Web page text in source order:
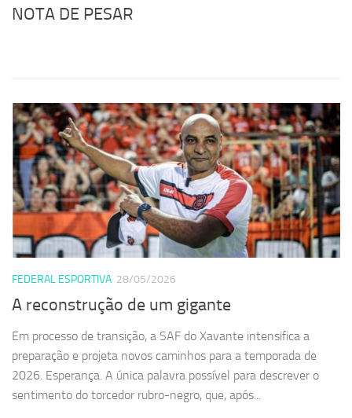
NOTA DE PESAR
FEDERAL ESPORTIVA 28/05/2026
A reconstrução de um gigante
Em processo de transição, a SAF do Xavante intensifica a
preparação e projeta novos caminhos para a temporada de
2026. Esperança. A única palavra possível para descrever o
sentimento do torcedor rubro-negro, que, após...